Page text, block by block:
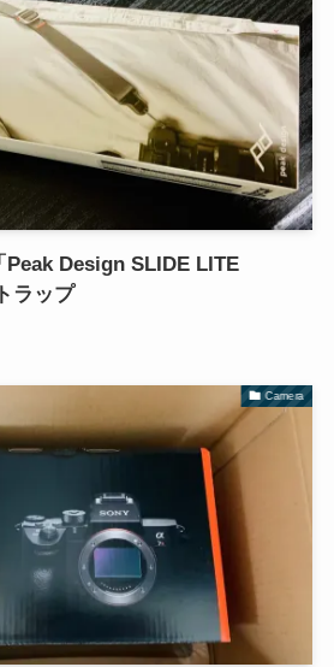
Peak Design SLIDE LITE
ラップ
Camera